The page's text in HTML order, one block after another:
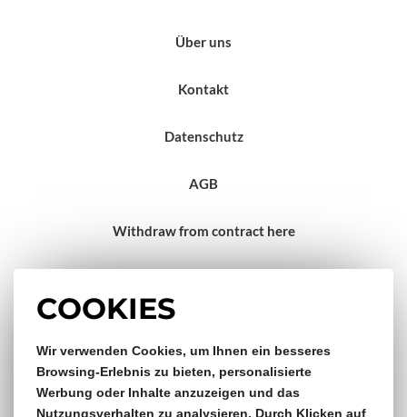
COOKIES
Wir verwenden Cookies, um Ihnen ein besseres
Browsing-Erlebnis zu bieten, personalisierte
Werbung oder Inhalte anzuzeigen und das
Nutzungsverhalten zu analysieren. Durch Klicken auf
Über uns
Kontakt
Datenschutz
AGB
Withdraw from contract here
Gratis Versand & Rückversand
ab €150,- Bestellwert